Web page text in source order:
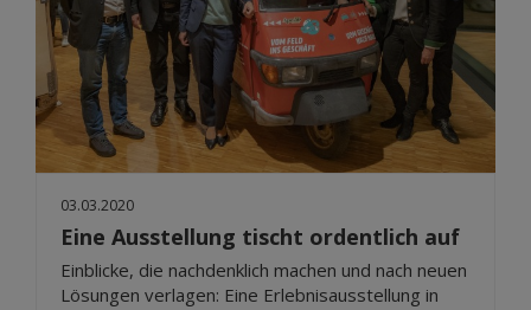
03.03.2020
Eine Ausstellung tischt ordentlich auf
Einblicke, die nachdenklich machen und nach neuen
Lösungen verlagen: Eine Erlebnisausstellung in